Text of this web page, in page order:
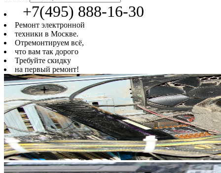
+7(495) 888-16-30
Ремонт электронной
техники в Москве.
Отремонтируем всё,
что вам так дорого
Требуйте скидку
на первый ремонт!